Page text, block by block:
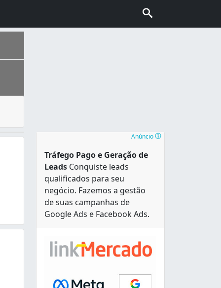
Anúncio
Tráfego Pago e Geração de
Leads Conquiste leads
qualificados para seu
negócio. Fazemos a gestão
de suas campanhas de
Google Ads e Facebook Ads.